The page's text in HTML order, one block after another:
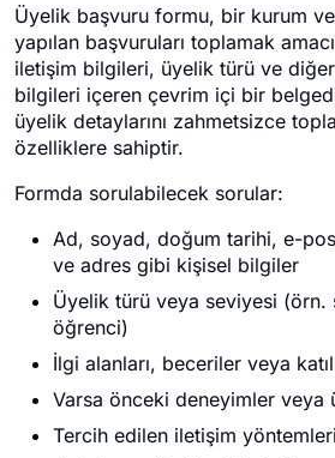
Üyelik başvuru formu, bir kurum
yapılan başvuruları toplamak
iletişim bilgileri, üyelik türü ve
bilgileri içeren çevrim içi bir
üyelik detaylarını zahmetsizce
özelliklere sahiptir.
Formda sorulabilecek sorular:
Ad, soyad, doğum tarihi, e-
ve adres gibi kişisel bilgiler
Üyelik türü veya seviyesi (örn.
öğrenci)
İlgi alanları, beceriler veya
Varsa önceki deneyimler veya
Tercih edilen iletişim yöntemleri